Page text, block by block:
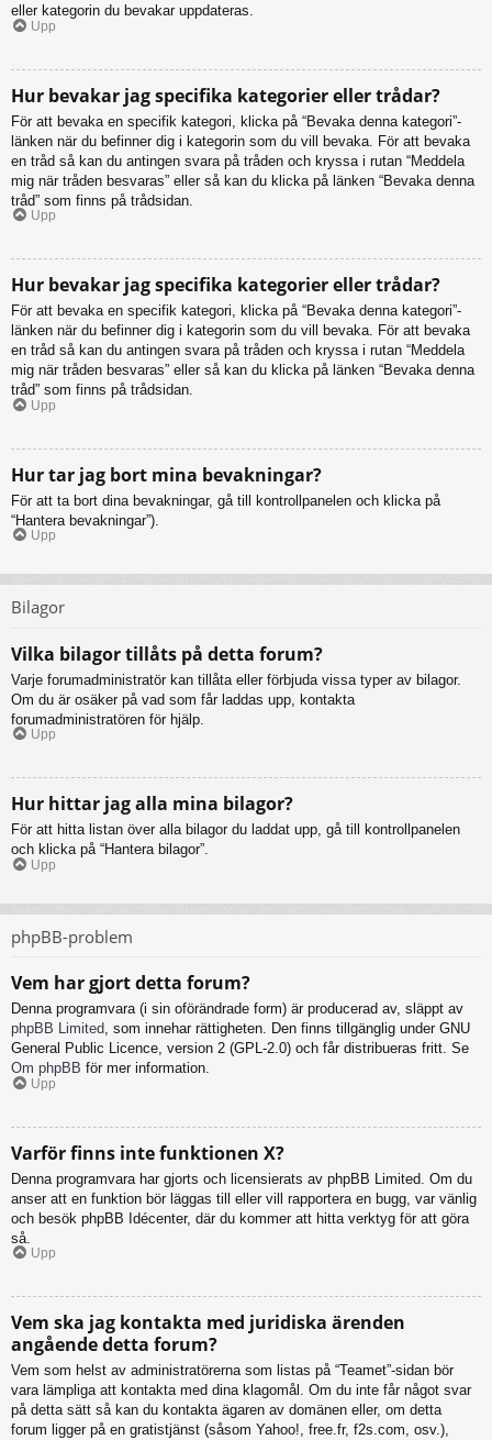
eller kategorin du bevakar uppdateras.
Upp
Hur bevakar jag specifika kategorier eller trådar?
För att bevaka en specifik kategori, klicka på “Bevaka denna kategori”-
länken när du befinner dig i kategorin som du vill bevaka. För att bevaka
en tråd så kan du antingen svara på tråden och kryssa i rutan “Meddela
mig när tråden besvaras” eller så kan du klicka på länken “Bevaka denna
tråd” som finns på trådsidan.
Upp
Hur bevakar jag specifika kategorier eller trådar?
För att bevaka en specifik kategori, klicka på “Bevaka denna kategori”-
länken när du befinner dig i kategorin som du vill bevaka. För att bevaka
en tråd så kan du antingen svara på tråden och kryssa i rutan “Meddela
mig när tråden besvaras” eller så kan du klicka på länken “Bevaka denna
tråd” som finns på trådsidan.
Upp
Hur tar jag bort mina bevakningar?
För att ta bort dina bevakningar, gå till kontrollpanelen och klicka på
“Hantera bevakningar”).
Upp
Bilagor
Vilka bilagor tillåts på detta forum?
Varje forumadministratör kan tillåta eller förbjuda vissa typer av bilagor.
Om du är osäker på vad som får laddas upp, kontakta
forumadministratören för hjälp.
Upp
Hur hittar jag alla mina bilagor?
För att hitta listan över alla bilagor du laddat upp, gå till kontrollpanelen
och klicka på “Hantera bilagor”.
Upp
phpBB-problem
Vem har gjort detta forum?
Denna programvara (i sin oförändrade form) är producerad av, släppt av
phpBB Limited, som innehar rättigheten. Den finns tillgänglig under GNU
General Public Licence, version 2 (GPL-2.0) och får distribueras fritt. Se
Om phpBB för mer information.
Upp
Varför finns inte funktionen X?
Denna programvara har gjorts och licensierats av phpBB Limited. Om du
anser att en funktion bör läggas till eller vill rapportera en bugg, var vänlig
och besök phpBB Idécenter, där du kommer att hitta verktyg för att göra
så.
Upp
Vem ska jag kontakta med juridiska ärenden
angående detta forum?
Vem som helst av administratörerna som listas på “Teamet”-sidan bör
vara lämpliga att kontakta med dina klagomål. Om du inte får något svar
på detta sätt så kan du kontakta ägaren av domänen eller, om detta
forum ligger på en gratistjänst (såsom Yahoo!, free.fr, f2s.com, osv.),